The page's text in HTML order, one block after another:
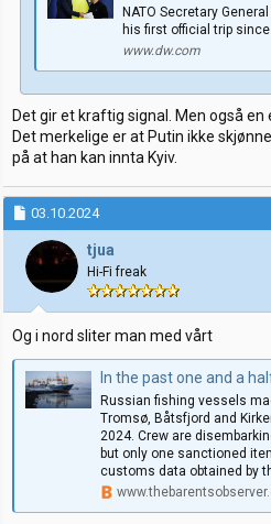
NATO Secretary
his first official trip
www.dw.com
Det gir et kraftig signal. Men også
Det merkelige er at Putin ikke
på at han kan innta Kyiv.
03.10.2024
tjua
Hi-Fi freak
Og i nord sliter man med vårt
In the past one and a half years,
Russian fishing vessels
Tromsø, Båtsfjord and
2024. Crew are
but only one sanctioned
customs data obtained by